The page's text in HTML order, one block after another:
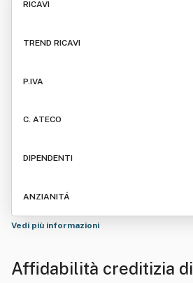
RICAVI
TREND RICAVI
P.IVA
C. ATECO
DIPENDENTI
ANZIANITÁ
Vedi più informazioni
Affidabilità creditizia di